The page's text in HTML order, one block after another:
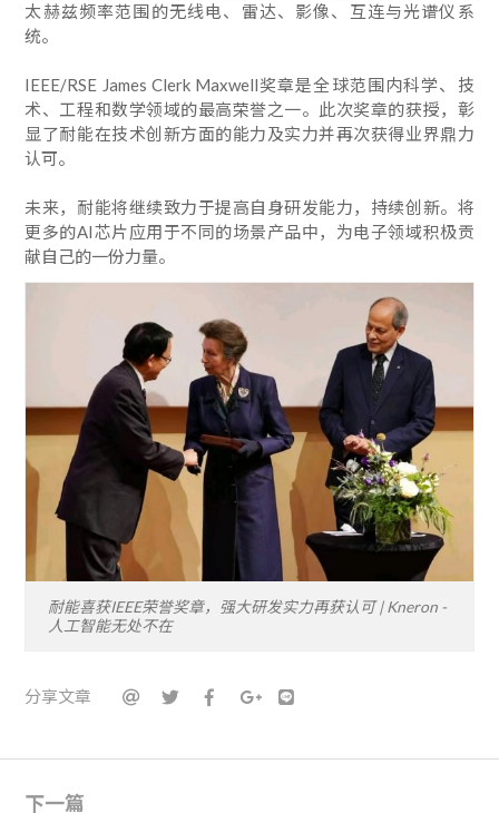
太赫兹频率范围的无线电、雷达、影像、互连与光谱仪系
统。
IEEE/RSE James Clerk Maxwell奖章是全球范围内科学、技
术、工程和数学领域的最高荣誉之一。此次奖章的获授，彰
显了耐能在技术创新方面的能力及实力并再次获得业界鼎力
认可。
未来，耐能将继续致力于提高自身研发能力，持续创新。将
更多的AI芯片应用于不同的场景产品中，为电子领域积极贡
献自己的一份力量。
耐能喜获IEEE荣誉奖章，强大研发实力再获认可 | Kneron -
人工智能无处不在
分享文章
下一篇